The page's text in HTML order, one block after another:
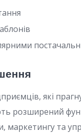
які
розширений
маркетингу та